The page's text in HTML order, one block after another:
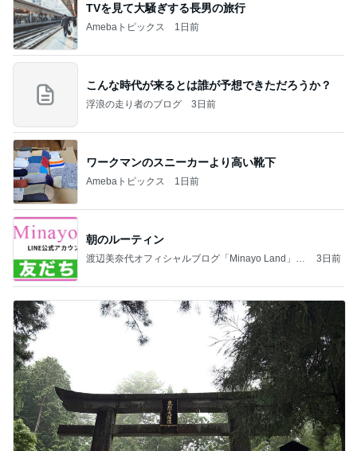
TVを見て大騒ぎする長男の旅行
Amebaトピックス 1日前
こんな時代が来るとは誰が予想できただろうか？
浮浪の走り者のブログ 3日前
ワークマンのスニーカーより高い靴下
Amebaトピックス 1日前
朝のルーティン
渡辺美奈代オフィシャルブログ「Minayo Land」P
3日前